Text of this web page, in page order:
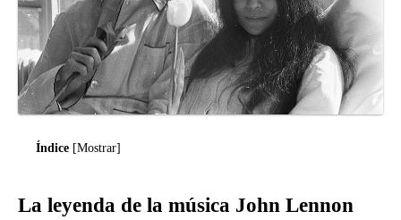
Índice [Mostrar]
La leyenda de la música John Lennon